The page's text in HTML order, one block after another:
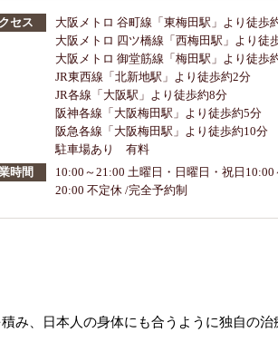
セス
大阪メトロ 谷町線「東梅田駅」より徒歩
大阪メトロ 四ツ橋線「西梅田駅」より徒
大阪メトロ 御堂筋線「梅田駅」より徒歩
JR東西線「北新地駅」より徒歩約2分
JR各線「大阪駅」より徒歩約8分
阪神各線「大阪梅田駅」より徒歩約5分
阪急各線「大阪梅田駅」より徒歩約10分
駐車場あり 有料
時間
10:00～21:00 土曜日・日曜日・祝日10:00
20:00 不定休 /完全予約制
み、日本人の身体にも合うように独自の